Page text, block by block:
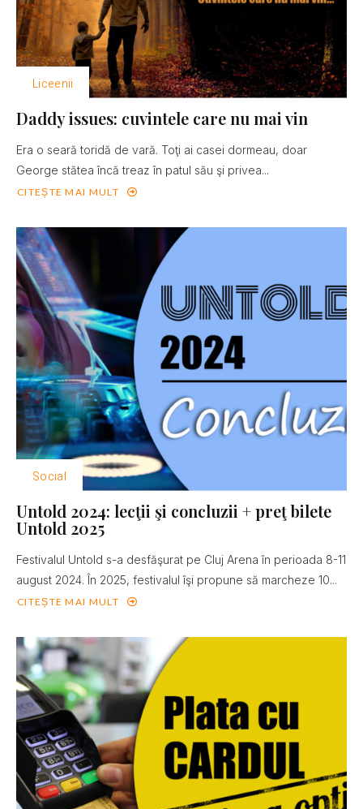
Liceenii
Daddy issues: cuvintele care nu mai vin
Era o seară toridă de vară. Toţi ai casei dormeau, doar
George stătea încă treaz în patul său şi privea...
CITEȘTE MAI MULT
Social
Untold 2024: lecţii şi concluzii + preţ bilete
Untold 2025
Festivalul Untold s-a desfăşurat pe Cluj Arena în perioada 8-11
august 2024. În 2025, festivalul îşi propune să marcheze 10...
CITEȘTE MAI MULT